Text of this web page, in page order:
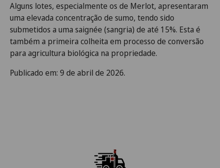
Alguns lotes, especialmente os de Merlot, apresentaram
uma elevada concentração de sumo, tendo sido
submetidos a uma saignée (sangria) de até 15%. Esta é
também a primeira colheita em processo de conversão
para agricultura biológica na propriedade.
Publicado em: 9 de abril de 2026.